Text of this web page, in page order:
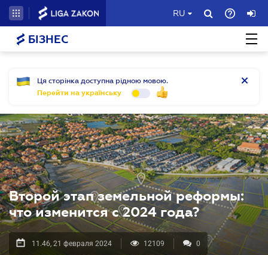
RU
БІЗНЕС
Ця сторінка доступна рідною мовою.
Перейти на українську
Второй этап земельной реформы:
что изменится с 2024 года?
11.46, 21 февраля 2024 12109 0